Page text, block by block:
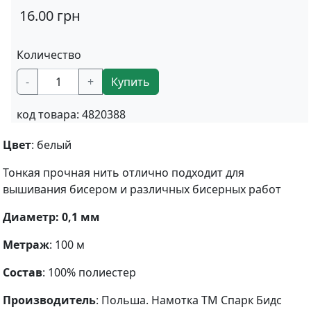
16.00 грн
Количество
-
+ Купить
код товара: 4820388
Цвет: белый
Тонкая прочная нить отлично подходит для
вышивания бисером и различных бисерных работ
Диаметр: 0,1 мм
Метраж: 100 м
Состав: 100% полиестер
Производитель: Польша. Намотка ТМ Спарк Бидс